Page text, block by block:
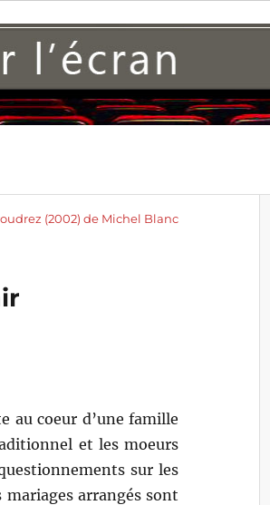
(2002) de Michel Blanc
au coeur d’une famille
et les moeurs
sur les
arrangés sont